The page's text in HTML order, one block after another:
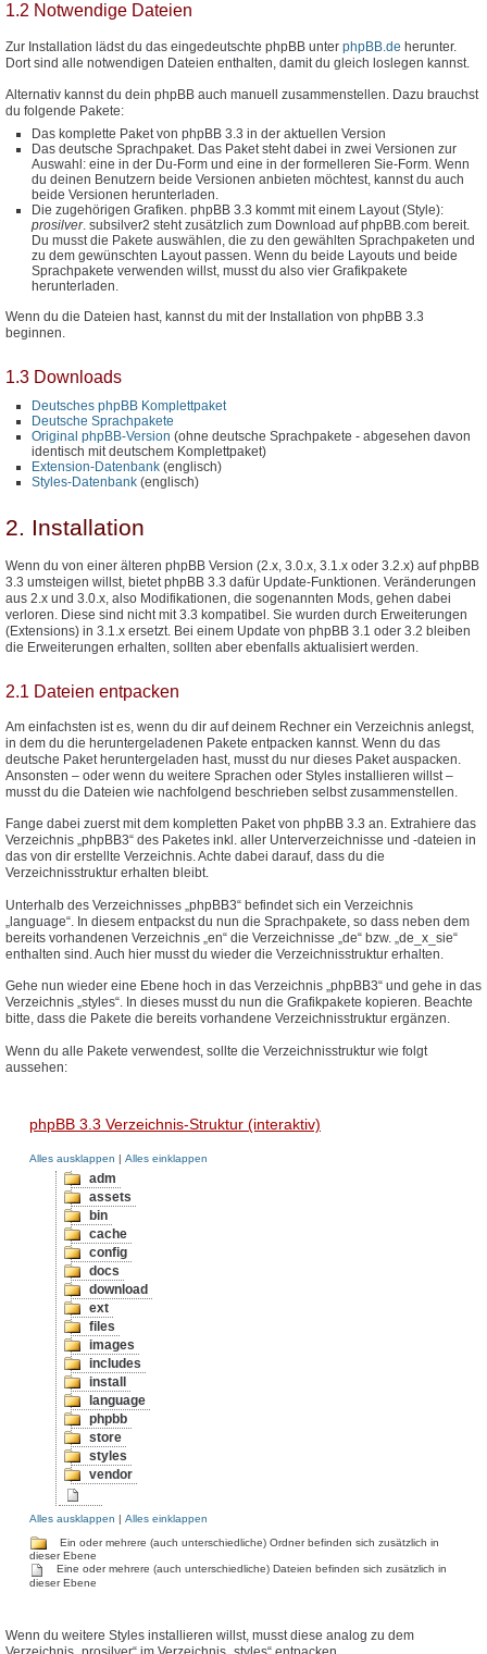
1.2 Notwendige Dateien
Zur Installation lädst du das eingedeutschte phpBB unter phpBB.de herunter.
Dort sind alle notwendigen Dateien enthalten, damit du gleich loslegen kannst.
Alternativ kannst du dein phpBB auch manuell zusammenstellen. Dazu brauchst
du folgende Pakete:
Das komplette Paket von phpBB 3.3 in der aktuellen Version
Das deutsche Sprachpaket. Das Paket steht dabei in zwei Versionen zur
Auswahl: eine in der Du-Form und eine in der formelleren Sie-Form. Wenn
du deinen Benutzern beide Versionen anbieten möchtest, kannst du auch
beide Versionen herunterladen.
Die zugehörigen Grafiken. phpBB 3.3 kommt mit einem Layout (Style):
prosilver. subsilver2 steht zusätzlich zum Download auf phpBB.com bereit.
Du musst die Pakete auswählen, die zu den gewählten Sprachpaketen und
zu dem gewünschten Layout passen. Wenn du beide Layouts und beide
Sprachpakete verwenden willst, musst du also vier Grafikpakete
herunterladen.
Wenn du die Dateien hast, kannst du mit der Installation von phpBB 3.3
beginnen.
1.3 Downloads
Deutsches phpBB Komplettpaket
Deutsche Sprachpakete
Original phpBB-Version (ohne deutsche Sprachpakete - abgesehen davon
identisch mit deutschem Komplettpaket)
Extension-Datenbank (englisch)
Styles-Datenbank (englisch)
2. Installation
Wenn du von einer älteren phpBB Version (2.x, 3.0.x, 3.1.x oder 3.2.x) auf phpBB
3.3 umsteigen willst, bietet phpBB 3.3 dafür Update-Funktionen. Veränderungen
aus 2.x und 3.0.x, also Modifikationen, die sogenannten Mods, gehen dabei
verloren. Diese sind nicht mit 3.3 kompatibel. Sie wurden durch Erweiterungen
(Extensions) in 3.1.x ersetzt. Bei einem Update von phpBB 3.1 oder 3.2 bleiben
die Erweiterungen erhalten, sollten aber ebenfalls aktualisiert werden.
2.1 Dateien entpacken
Am einfachsten ist es, wenn du dir auf deinem Rechner ein Verzeichnis anlegst,
in dem du die heruntergeladenen Pakete entpacken kannst. Wenn du das
deutsche Paket heruntergeladen hast, musst du nur dieses Paket auspacken.
Ansonsten – oder wenn du weitere Sprachen oder Styles installieren willst –
musst du die Dateien wie nachfolgend beschrieben selbst zusammenstellen.
Fange dabei zuerst mit dem kompletten Paket von phpBB 3.3 an. Extrahiere das
Verzeichnis „phpBB3“ des Paketes inkl. aller Unterverzeichnisse und -dateien in
das von dir erstellte Verzeichnis. Achte dabei darauf, dass du die
Verzeichnisstruktur erhalten bleibt.
Unterhalb des Verzeichnisses „phpBB3“ befindet sich ein Verzeichnis
„language“. In diesem entpackst du nun die Sprachpakete, so dass neben dem
bereits vorhandenen Verzeichnis „en“ die Verzeichnisse „de“ bzw. „de_x_sie“
enthalten sind. Auch hier musst du wieder die Verzeichnisstruktur erhalten.
Gehe nun wieder eine Ebene hoch in das Verzeichnis „phpBB3“ und gehe in das
Verzeichnis „styles“. In dieses musst du nun die Grafikpakete kopieren. Beachte
bitte, dass die Pakete die bereits vorhandene Verzeichnisstruktur ergänzen.
Wenn du alle Pakete verwendest, sollte die Verzeichnisstruktur wie folgt
aussehen:
phpBB 3.3 Verzeichnis-Struktur (interaktiv)
Alles ausklappen | Alles einklappen
adm
assets
bin
cache
config
docs
download
ext
files
images
includes
install
language
phpbb
store
styles
vendor
Alles ausklappen | Alles einklappen
Ein oder mehrere (auch unterschiedliche) Ordner befinden sich zusätzlich in
dieser Ebene
Eine oder mehrere (auch unterschiedliche) Dateien befinden sich zusätzlich in
dieser Ebene
Wenn du weitere Styles installieren willst, musst diese analog zu dem